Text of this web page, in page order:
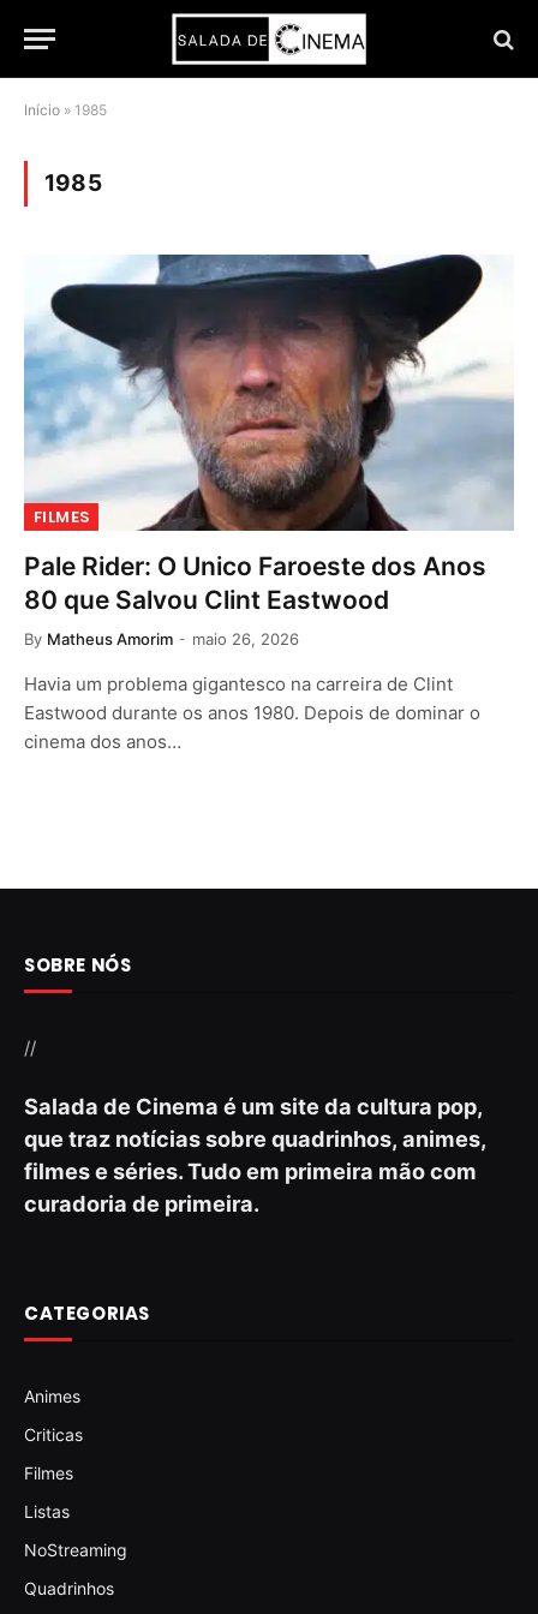
Início » 1985
1985
FILMES
Pale Rider: O Unico Faroeste dos Anos
80 que Salvou Clint Eastwood
By Matheus Amorim maio 26, 2026
Havia um problema gigantesco na carreira de Clint
Eastwood durante os anos 1980. Depois de dominar o
cinema dos anos…
SOBRE NÓS
//
Salada de Cinema é um site da cultura pop,
que traz notícias sobre quadrinhos, animes,
filmes e séries. Tudo em primeira mão com
curadoria de primeira.
CATEGORIAS
Animes
Criticas
Filmes
Listas
NoStreaming
Quadrinhos